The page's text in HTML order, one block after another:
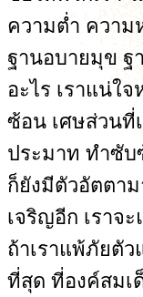
ความต่ำ ความ
ฐานอบายมุข ฐ
อะไร เราแน่ใ
ซ้อน เศษส่วนที่
ประมาท ทำซับ
ก็ยังมีตัวอัตตาม
เจริญอีก เราจ
ถ้าเราแพ้ภัยตั
ที่สุด ที่องค์สมเ